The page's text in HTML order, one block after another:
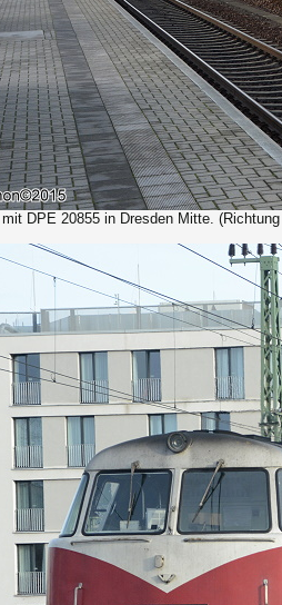
DPE 20855 in Dresden Mitte.